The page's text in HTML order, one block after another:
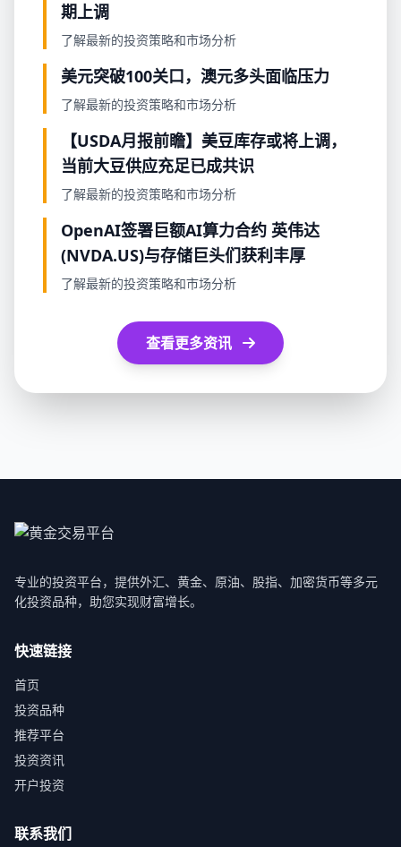
期上调
了解最新的投资策略和市场分析
美元突破100关口，澳元多头面临压力
了解最新的投资策略和市场分析
【USDA月报前瞻】美豆库存或将上调，
当前大豆供应充足已成共识
了解最新的投资策略和市场分析
OpenAI签署巨额AI算力合约 英伟达
(NVDA.US)与存储巨头们获利丰厚
了解最新的投资策略和市场分析
查看更多资讯
专业的投资平台，提供外汇、黄金、原油、股指、加密货币等多元
化投资品种，助您实现财富增长。
快速链接
首页
投资品种
推荐平台
投资资讯
开户投资
联系我们